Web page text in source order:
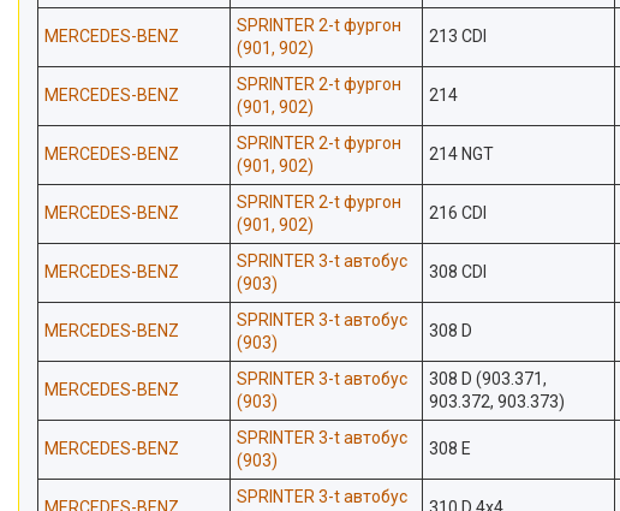
MERCEDES-BENZ
SPRINTER 2-t фургон
(901, 902)
213 CDI
MERCEDES-BENZ
SPRINTER 2-t фургон
(901, 902)
214
MERCEDES-BENZ
SPRINTER 2-t фургон
(901, 902)
214 NGT
MERCEDES-BENZ
SPRINTER 2-t фургон
(901, 902)
216 CDI
MERCEDES-BENZ
SPRINTER 3-t автобус
(903)
308 CDI
MERCEDES-BENZ
SPRINTER 3-t автобус
(903)
308 D
MERCEDES-BENZ
SPRINTER 3-t автобус
(903)
308 D (903.371,
903.372, 903.373)
MERCEDES-BENZ
SPRINTER 3-t автобус
(903)
308 E
MERCEDES-BENZ
SPRINTER 3-t автобус
310 D 4x4